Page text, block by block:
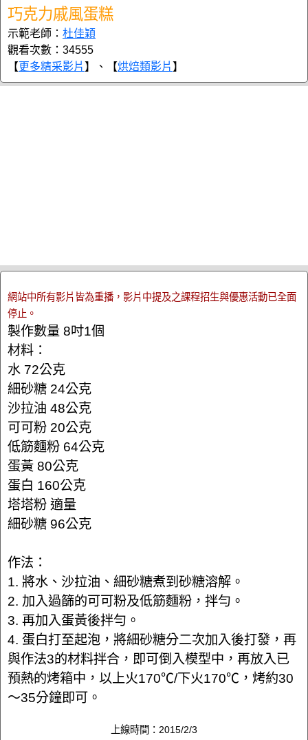
巧克力戚風蛋糕
示範老師： 杜佳穎
觀看次數：34555
【更多精采影片 】、【烘焙類影片 】
網站中所有影片皆為重播，影片中提及之課程招生與優惠活動已全面
停止。
製作數量 8吋1個
材料：
水 72公克
細砂糖 24公克
沙拉油 48公克
可可粉 20公克
低筋麵粉 64公克
蛋黃 80公克
蛋白 160公克
塔塔粉 適量
細砂糖 96公克
作法：
1. 將水、沙拉油、細砂糖煮到砂糖溶解。
2. 加入過篩的可可粉及低筋麵粉，拌勻。
3. 再加入蛋黃後拌勻。
4. 蛋白打至起泡，將細砂糖分二次加入後打發，再
與作法3的材料拌合，即可倒入模型中，再放入已
預熱的烤箱中，以上火170℃/下火170℃，烤約30
～35分鐘即可。
上線時間：2015/2/3